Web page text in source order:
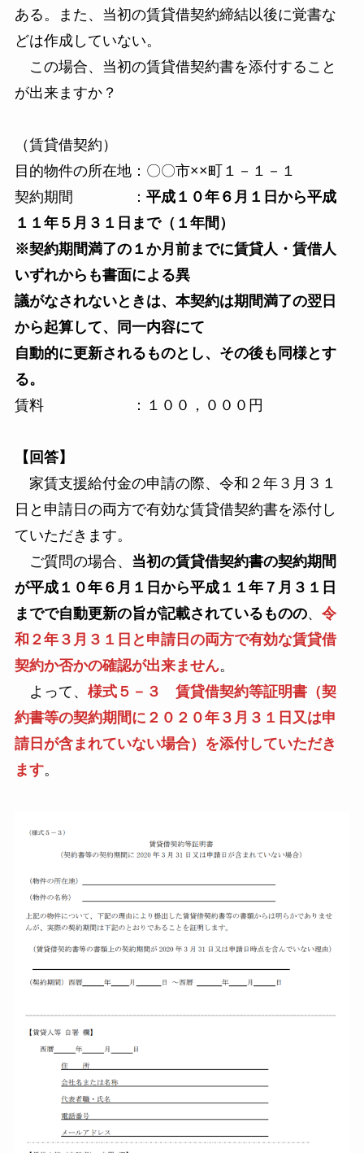
ある。また、当初の賃貸借契約締結以後に覚書な
どは作成していない。
この場合、当初の賃貸借契約書を添付すること
が出来ますか？
（賃貸借契約）
目的物件の所在地：〇〇市××町１－１－１
契約期間 ： 平成１０年６月１日から平成
１１年５月３１日まで（１年間）
※契約期間満了の１か月前までに賃貸人・賃借人
いずれからも書面による異
議がなされないときは、本契約は期間満了の翌日
から起算して、同一内容にて
自動的に更新されるものとし、その後も同様とす
る。
賃料 ：１００，０００円
【回答】
家賃支援給付金の申請の際、令和２年３月３１
日と申請日の両方で有効な賃貸借契約書を添付し
ていただきます。
ご質問の場合、 当初の賃貸借契約書の契約期間
が平成１０年６月１日から平成１１年７月３１日
までで自動更新の旨が記載されているものの、 令
和２年３月３１日と申請日の両方で有効な賃貸借
契約か否かの確認が出来ません。
よって、 様式５－３ 賃貸借契約等証明書（契
約書等の契約期間に２０２０年３月３１日又は申
請日が含まれていない場合）を添付していただき
ます。